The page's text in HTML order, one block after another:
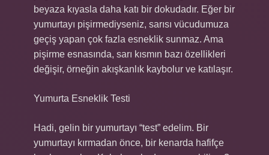
beyaza kıyasla daha katı bir dokudadır. Eğer bir
yumurtayı pişirmediyseniz, sarısı vücudumuza
geçiş yapan çok fazla esneklik sunmaz. Ama
pişirme esnasında, sarı kısmın bazı özellikleri
değişir, örneğin akışkanlık kaybolur ve katılaşır.
Yumurta Esneklik Testi
Hadi, gelin bir yumurtayı “test” edelim. Bir
yumurtayı kırmadan önce, bir kenarda hafifçe